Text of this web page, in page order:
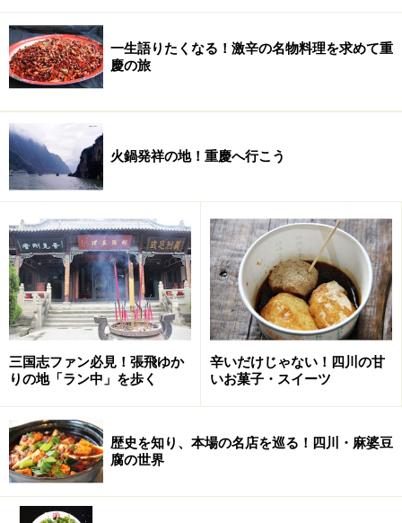
一生語りたくなる！激辛の名物料理を求めて重
慶の旅
火鍋発祥の地！重慶へ行こう
三国志ファン必見！張飛ゆか
りの地「ラン中」を歩く
辛いだけじゃない！四川の甘
いお菓子・スイーツ
歴史を知り、本場の名店を巡る！四川・麻婆豆
腐の世界